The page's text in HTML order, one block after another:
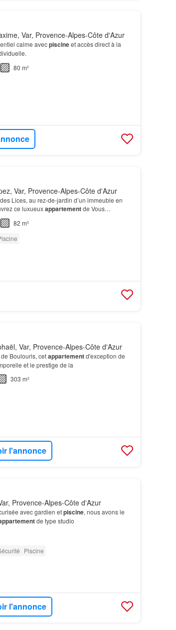
Var, Provence-Alpes-Côte d'Azur
calme avecpiscineet accès direct à la
80 m²
Var, Provence-Alpes-Côte d'Azur
Lices, au rez-de-jardin d’un immeuble en
ce luxueuxappartementde Vous
commune et d’un stationnement pr…
82 m²
Var, Provence-Alpes-Côte d'Azur
Boulouris, cetappartementd'exception de
et le prestige de la
303 m²
l'annonce
Provence-Alpes-Côte d'Azur
avec gardien etpiscine, nous avons le
de type studio
Piscine
l'annonce